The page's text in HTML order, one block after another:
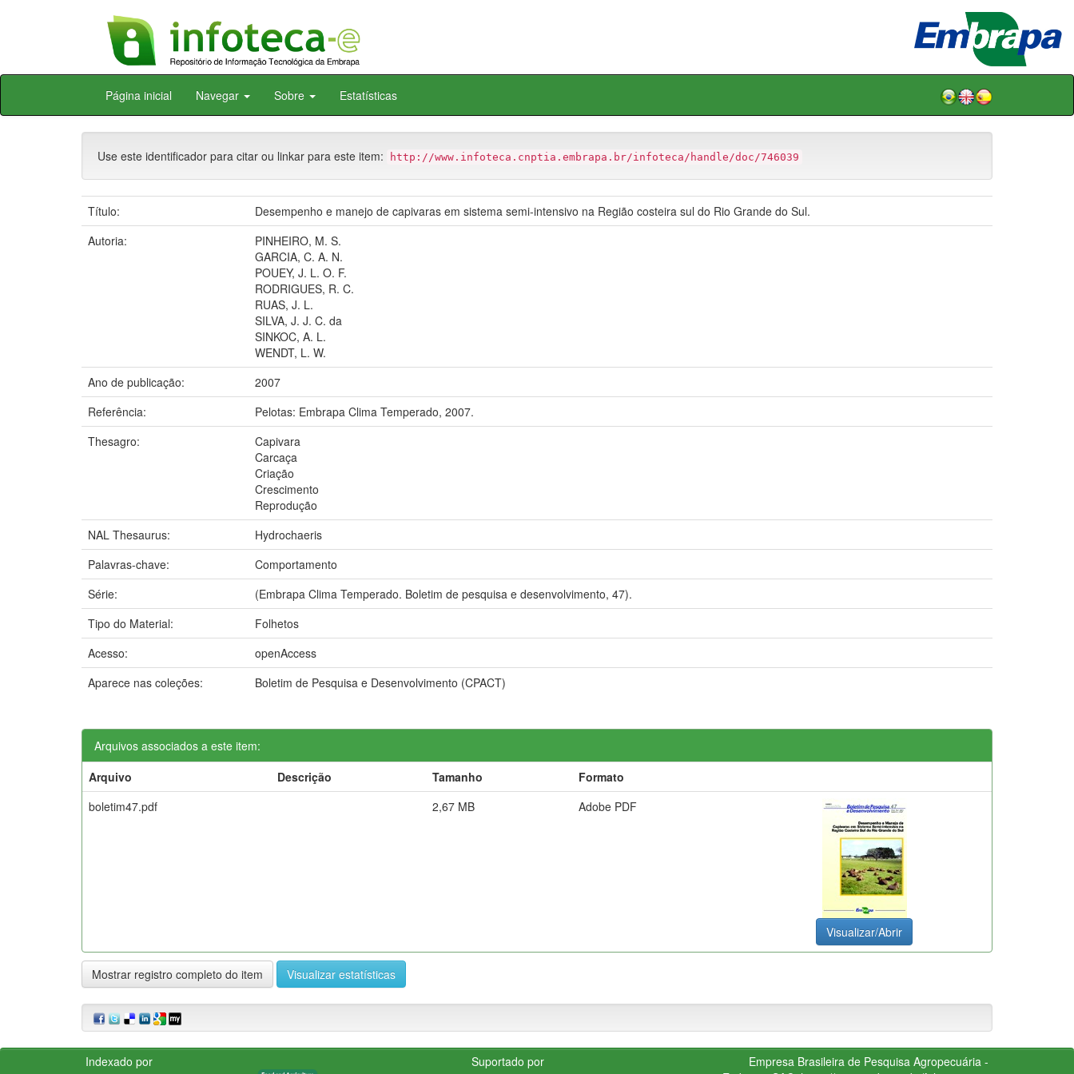
Skip
Página inicial Navegar Sobre Estatísticas
Use este identificador para citar ou linkar para este item: http://www.infoteca.cnptia.embrapa.br/infoteca/handle/doc/746039
Título:
Desempenho e manejo de capivaras em sistema semi-intensivo na Região costeira sul do Rio Grande do Sul.
Autoria:
PINHEIRO, M. S.
GARCIA, C. A. N.
POUEY, J. L. O. F.
RODRIGUES, R. C.
RUAS, J. L.
SILVA, J. J. C. da
SINKOC, A. L.
WENDT, L. W.
Ano de publicação:
2007
Referência:
Pelotas: Embrapa Clima Temperado, 2007.
Thesagro:
Capivara
Carcaça
Criação
Crescimento
Reprodução
NAL Thesaurus:
Hydrochaeris
Palavras-chave:
Comportamento
Série:
(Embrapa Clima Temperado. Boletim de pesquisa e desenvolvimento, 47).
Tipo do Material:
Folhetos
Acesso:
openAccess
Aparece nas coleções:
Boletim de Pesquisa e Desenvolvimento (CPACT)
Arquivos associados a este item:
Arquivo
Descrição Tamanho
Formato
boletim47.pdf
2,67 MB Adobe PDF
Visualizar/Abrir
Mostrar registro completo do item Visualizar estatísticas
Indexado por Suportado por
Empresa Brasileira de Pesquisa Agropecuária -